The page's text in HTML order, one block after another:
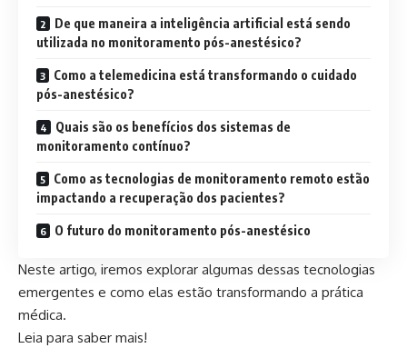
De que maneira a inteligência artificial está sendo
utilizada no monitoramento pós-anestésico?
Como a telemedicina está transformando o cuidado
pós-anestésico?
Quais são os benefícios dos sistemas de
monitoramento contínuo?
Como as tecnologias de monitoramento remoto estão
impactando a recuperação dos pacientes?
O futuro do monitoramento pós-anestésico
Neste artigo, iremos explorar algumas dessas tecnologias
emergentes e como elas estão transformando a prática
médica.
Leia para saber mais!